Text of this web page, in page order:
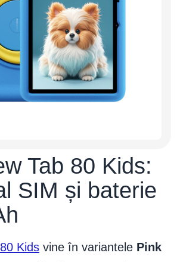
Tab 80 Kids:
SIM și baterie
Kids vine în variantele Pink